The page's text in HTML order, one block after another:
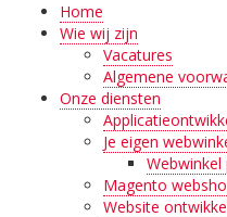
Home
Wie wij zijn
Vacatures
Algemene
Onze diensten
Je eigen
Magento
Website